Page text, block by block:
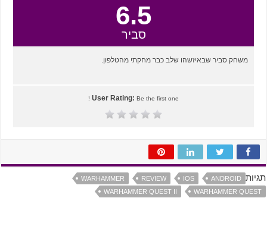
6.5
סביר
משחק סביר שבאיזשהו שלב כבר מחקתי מהטלפון.
User Rating:Be the first one !
תגיות ANDROID
IOS
REVIEW
WARHAMMER
WARHAMMER QUEST
WARHAMMER QUEST II